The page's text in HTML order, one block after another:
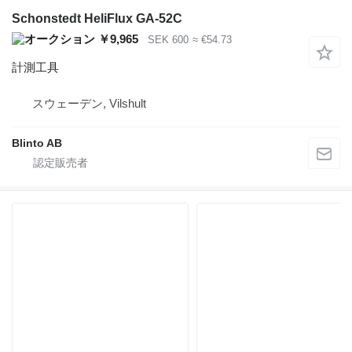
Schonstedt HeliFlux GA-52C
￥9,965
SEK 600 ≈ €54.73
計測工具
スウェーデン, Vilshult
Blinto AB